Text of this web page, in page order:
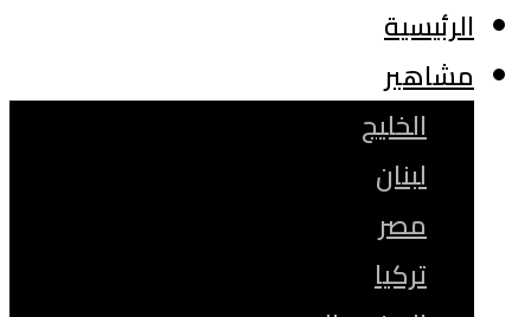
الرئيسية
مشاهير
الخليج
لبنان
مصر
تركيا